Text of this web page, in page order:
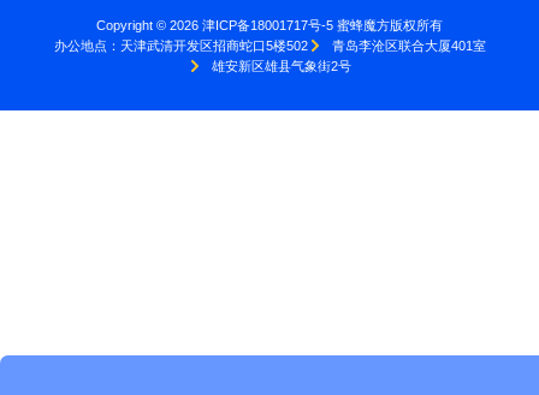
Copyright © 2026 津ICP备18001717号-5 蜜蜂魔方版权所有
办公地点： 天津武清开发区招商蛇口5楼502
青岛李沧区联合大厦401室
雄安新区雄县气象街2号